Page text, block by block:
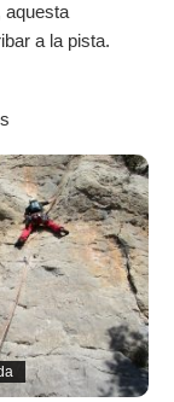
aquesta
a la pista.